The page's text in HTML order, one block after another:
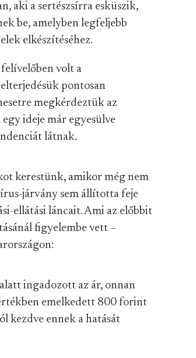
aki a sertészsírra esküszik,
be, amelyben legfeljebb
elkészítéséhez.
volt a
pontosan
megkérdeztük az
ideje már egyesülve
látnak.
kerestünk, amikor még nem
járvány sem állította feje
ellátási láncait. Ami az előbbit
figyelembe vett –
ingadozott az ár, onnan
emelkedett 800 forint
kezdve ennek a hatását